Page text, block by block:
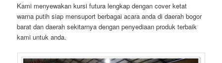
Kami menyewakan kursi futura lengkap dengan cover ketat
warna putih siap mensuport berbagai acara anda di daerah bogor
barat dan daerah sekitarnya dengan penyediaan produk terbaik
kami untuk anda.